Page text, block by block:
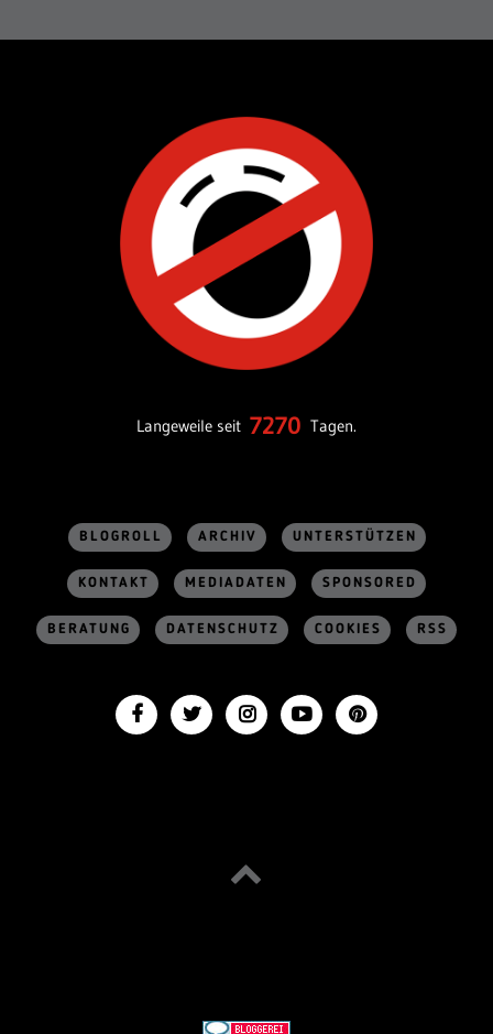
Langeweile seit 7270 Tagen.
BLOGROLL ARCHIV UNTERSTÜTZEN
KONTAKT MEDIADATEN SPONSORED
BERATUNG DATENSCHUTZ COOKIES RSS